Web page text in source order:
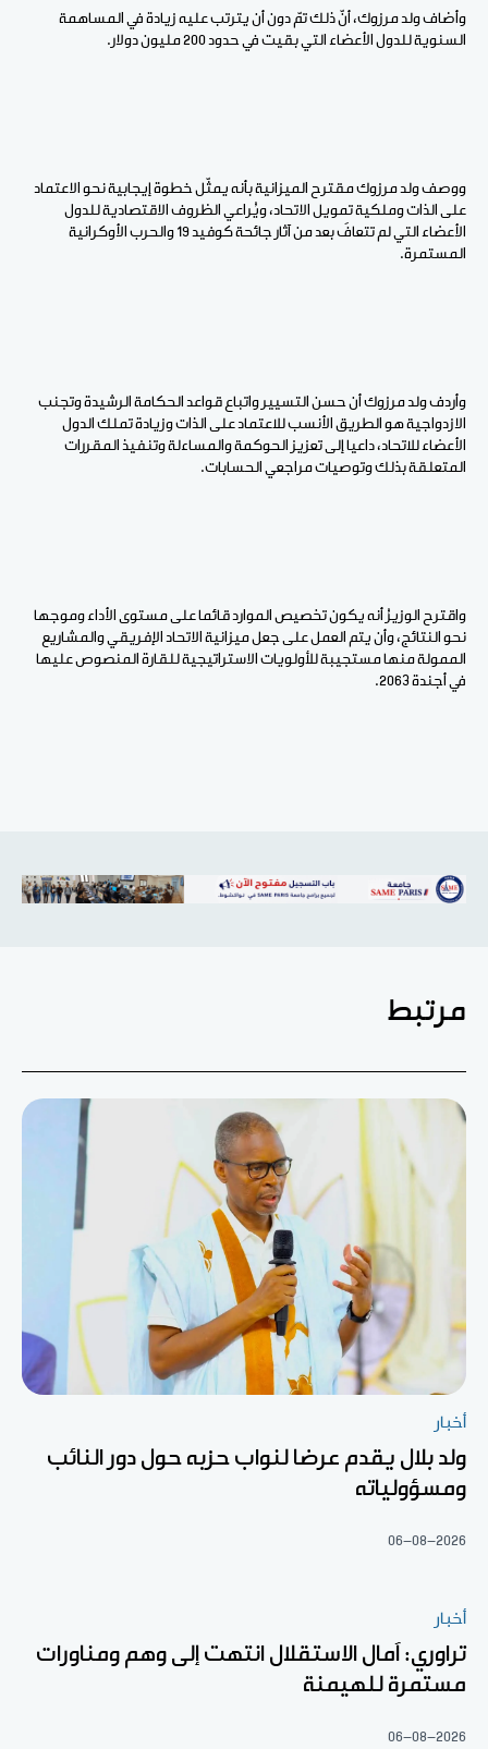
وأضاف ولد مرزوك، أنّ ذلك تمّ دون أن يترتب عليه زيادة في المساهمة
السنوية للدول الأعضاء التي بقيت في حدود 200 مليون دولار.
ووصف ولد مرزوك مقترح الميزانية بأنه يمثّل خطوة إيجابية نحو الاعتماد
على الذات وملكية تمويل الاتحاد، ويُراعي الظروف الاقتصادية للدول
الأعضاء التي لم تتعافَ بعد من آثار جائحة كوفيد 19 والحرب الأوكرانية
المستمرة.
وأردف ولد مرزوك أن حسن التسيير واتباع قواعد الحكامة الرشيدة وتجنب
الازدواجية هو الطريق الأنسب للاعتماد على الذات وزيادة تملك الدول
الأعضاء للاتحاد، داعيا إلى تعزيز الحوكمة والمساءلة وتنفيذ المقررات
المتعلقة بذلك وتوصيات مراجعي الحسابات.
واقترح الوزيرُ أنه يكون تخصيص الموارد قائما على مستوى الأداء وموجها
نحو النتائج، وأن يتم العمل على جعل ميزانية الاتحاد الإفريقي والمشاريع
الممولة منها مستجيبة للأولويات الاستراتيجية للقارة المنصوص عليها
في أجندة 2063.
مرتبط
أخبار
ولد بلال يقدم عرضا لنواب حزبه حول دور النائب
ومسؤولياته
06-08-2026
أخبار
تراوري: آمال الاستقلال انتهت إلى وهم ومناورات
مستمرة للهيمنة
06-08-2026